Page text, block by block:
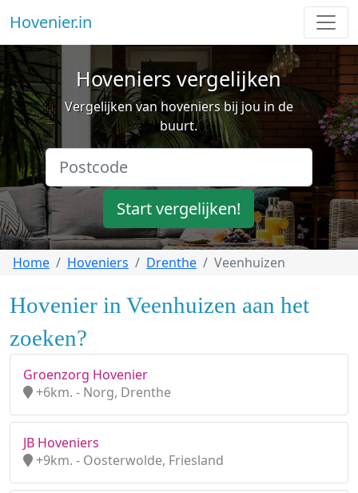
Hovenier.in
Hoveniers vergelijken
Vergelijken van hoveniers bij jou in de
buurt.
Start vergelijken!
Home Hoveniers Drenthe Veenhuizen
Hovenier in Veenhuizen aan het
zoeken?
Groenzorg Hovenier
+6km. - Norg, Drenthe
JB Hoveniers
+9km. - Oosterwolde, Friesland